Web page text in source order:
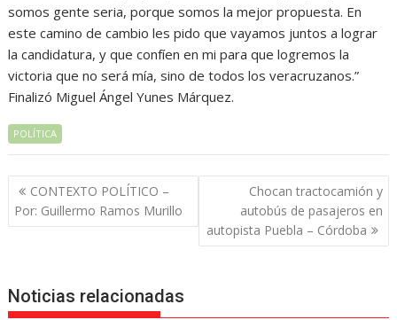
somos gente seria, porque somos la mejor propuesta. En
este camino de cambio les pido que vayamos juntos a lograr
la candidatura, y que confíen en mi para que logremos la
victoria que no será mía, sino de todos los veracruzanos.”
Finalizó Miguel Ángel Yunes Márquez.
POLÍTICA
Navegación
de
entradas
CONTEXTO POLÍTICO –
Por: Guillermo Ramos Murillo
Chocan tractocamión y
autobús de pasajeros en
autopista Puebla – Córdoba
Noticias relacionadas